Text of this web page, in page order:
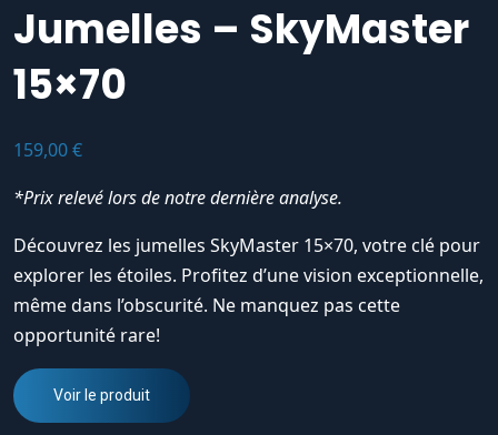
Jumelles – SkyMaster
15×70
159,00€
*Prix relevé lors de notre dernière analyse.
Découvrez les jumelles SkyMaster 15×70, votre clé pour
explorer les étoiles. Profitez d’une vision exceptionnelle,
même dans l’obscurité. Ne manquez pas cette
opportunité rare!
Voir le produit